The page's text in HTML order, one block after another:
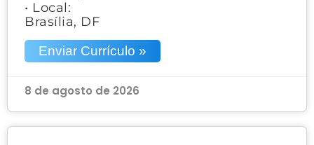
• Local:
Brasília, DF
Enviar Currículo »
8 de agosto de 2026